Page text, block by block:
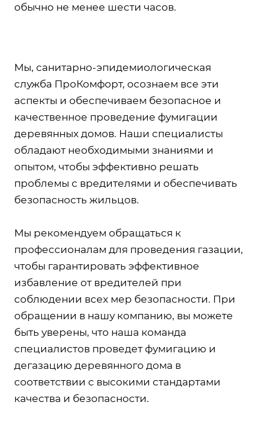
обычно не менее шести часов.
Мы, санитарно-эпидемиологическая
служба ПроКомфорт, осознаем все эти
аспекты и обеспечиваем безопасное и
качественное проведение фумигации
деревянных домов. Наши специалисты
обладают необходимыми знаниями и
опытом, чтобы эффективно решать
проблемы с вредителями и обеспечивать
безопасность жильцов.
Мы рекомендуем обращаться к
профессионалам для проведения газации,
чтобы гарантировать эффективное
избавление от вредителей при
соблюдении всех мер безопасности. При
обращении в нашу компанию, вы можете
быть уверены, что наша команда
специалистов проведет фумигацию и
дегазацию деревянного дома в
соответствии с высокими стандартами
качества и безопасности.